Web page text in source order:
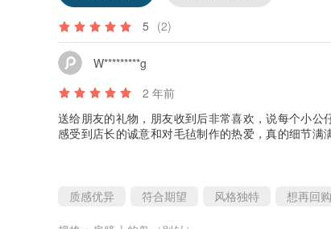
5 (2)
W*********g
2 年前
送给朋友的礼物，朋友收到后非常喜欢，说每个小
感受到店长的诚意和对毛毡制作的热爱，真的细节满
在购买过程中店长与我的沟通也非常顺畅，在我没
真是有心了。
我是因为想在这个店买毛毡公仔才下载了这个app，
质感优异
符合期望 风格独特 想再回购